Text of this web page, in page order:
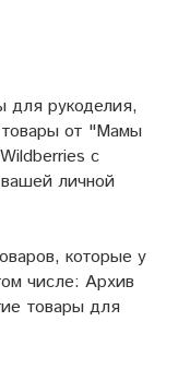
для рукоделия,
товары от "Мамы
Wildberries с
личной
которые у
числе: Архив
товары для